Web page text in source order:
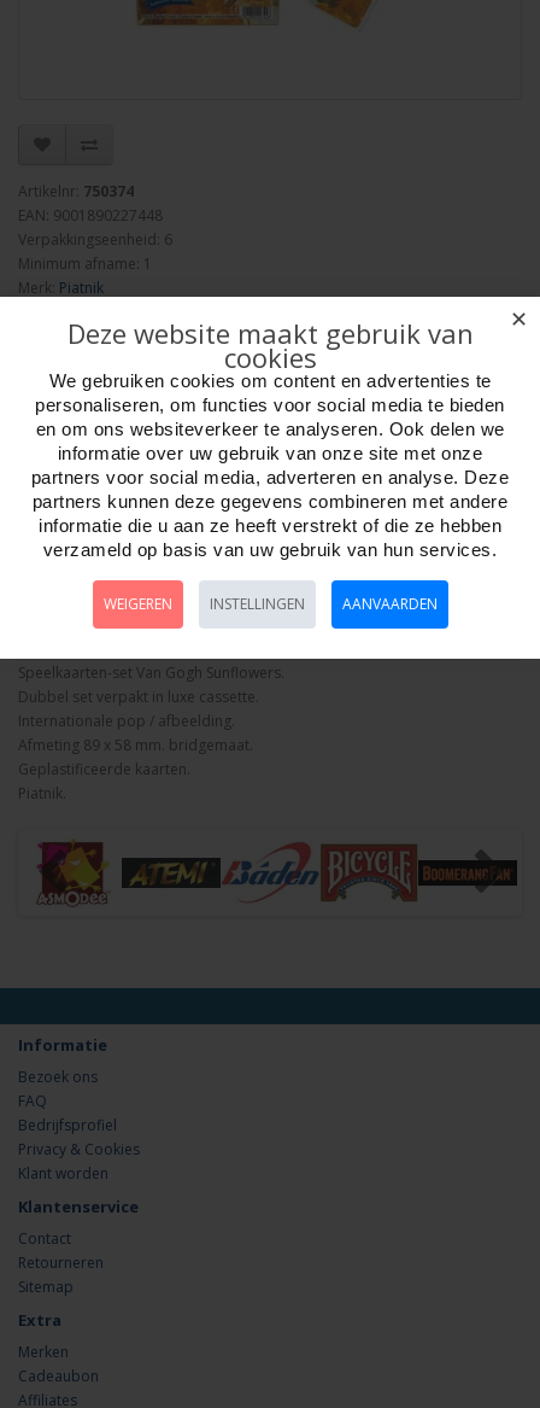
Artikelnr: 750374
EAN: 9001890227448
Verpakkingseenheid: 6
Minimum afname: 1
Merk: Piatnik
Aantal
Bestellen
Speelkaarten-set Van Gogh Sunflowers.
Dubbel set verpakt in luxe cassette.
Internationale pop / afbeelding.
Afmeting 89 x 58 mm. bridgemaat.
Geplastificeerde kaarten.
Piatnik.
Informatie
Bezoek ons
FAQ
Bedrijfsprofiel
Privacy & Cookies
Klant worden
Klantenservice
Contact
Retourneren
Sitemap
Extra
Merken
Cadeaubon
Affiliates
✕
Deze website maakt gebruik van
cookies
We gebruiken cookies om content en advertenties te
personaliseren, om functies voor social media te bieden
en om ons websiteverkeer te analyseren. Ook delen we
informatie over uw gebruik van onze site met onze
partners voor social media, adverteren en analyse. Deze
partners kunnen deze gegevens combineren met andere
informatie die u aan ze heeft verstrekt of die ze hebben
verzameld op basis van uw gebruik van hun services.
WEIGEREN INSTELLINGEN AANVAARDEN